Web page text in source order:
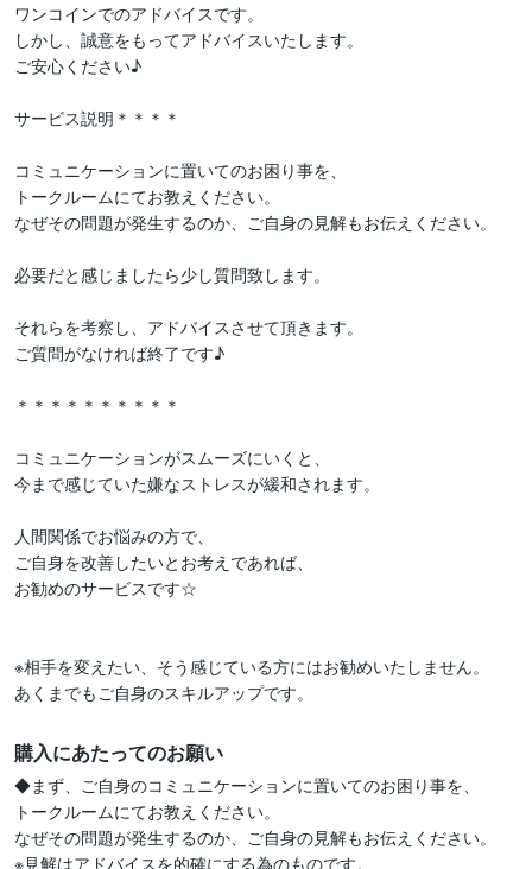
ワンコインでのアドバイスです。
しかし、誠意をもってアドバイスいたします。
ご安心ください♪
サービス説明＊＊＊＊
コミュニケーションに置いてのお困り事を、
トークルームにてお教えください。
なぜその問題が発生するのか、ご自身の見解もお伝えください。
必要だと感じましたら少し質問致します。
それらを考察し、アドバイスさせて頂きます。
ご質問がなければ終了です♪
＊＊＊＊＊＊＊＊＊＊
コミュニケーションがスムーズにいくと、
今まで感じていた嫌なストレスが緩和されます。
人間関係でお悩みの方で、
ご自身を改善したいとお考えであれば、
お勧めのサービスです☆
※相手を変えたい、そう感じている方にはお勧めいたしません。
あくまでもご自身のスキルアップです。
購入にあたってのお願い
◆まず、ご自身のコミュニケーションに置いてのお困り事を、
トークルームにてお教えください。
なぜその問題が発生するのか、ご自身の見解もお伝えください。
※見解はアドバイスを的確にする為のものです。